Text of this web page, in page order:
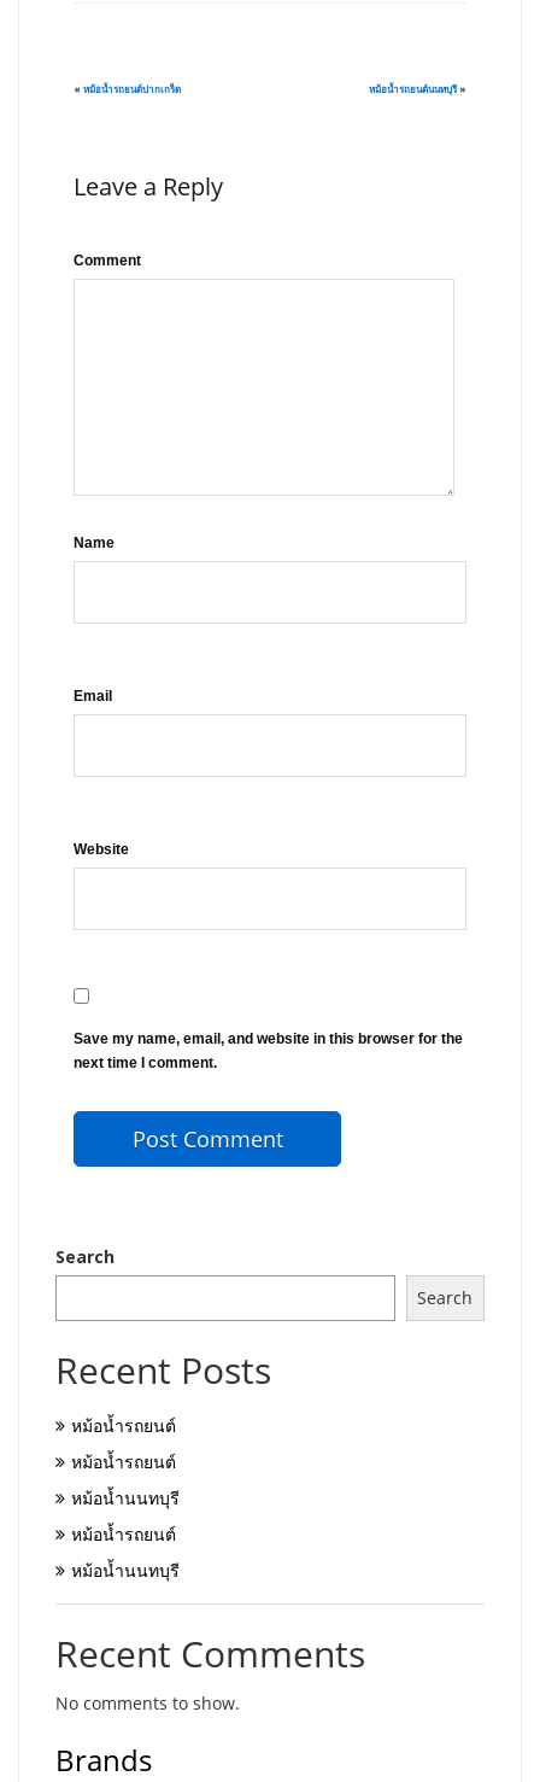
« หม้อน้ำรถยนต์ปากเกร็ด หม้อน้ำรถยนต์นนทบุรี»
Leave a Reply
Comment
Name
Email
Website
Save my name, email, and website in this browser for the
next time I comment.
Search
Search
Recent Posts
หม้อน้ำรถยนต์
หม้อน้ำรถยนต์
หม้อน้ำนนทบุรี
หม้อน้ำรถยนต์
หม้อน้ำนนทบุรี
Recent Comments
No comments to show.
Brands